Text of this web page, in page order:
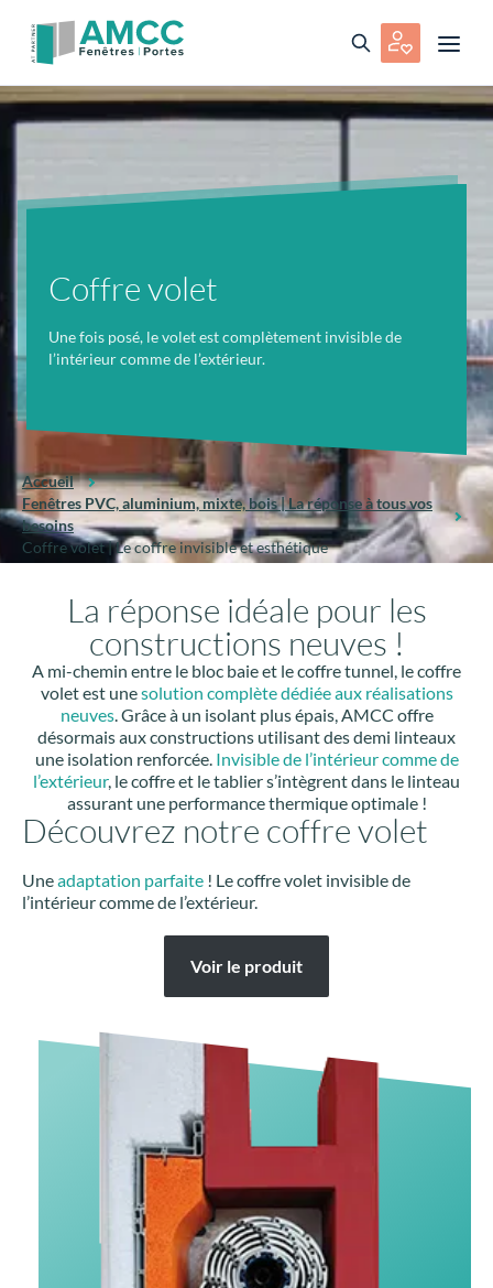
Coffre volet
Une fois posé, le volet est complètement invisible de
l’intérieur comme de l’extérieur.
Accueil
Fenêtres PVC, aluminium, mixte, bois | La réponse à tous vos
besoins
Coffre volet | Le coffre invisible et esthétique
La réponse idéale pour les
constructions neuves !
A mi-chemin entre le bloc baie et le coffre tunnel, le coffre
volet est unesolution complète dédiée aux réalisations
neuves. Grâce à un isolant plus épais, AMCC offre
désormais aux constructions utilisant des demi linteaux
une isolation renforcée. Invisible de l’intérieur comme de
l’extérieur, le coffre et le tablier s’intègrent dans le linteau
assurant une performance thermique optimale !
Découvrez notre coffre volet
Uneadaptation parfaite ! Le coffre volet invisible de
l’intérieur comme de l’extérieur.
Voir le produit